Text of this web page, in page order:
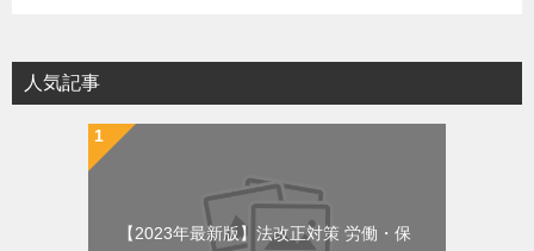
人気記事
【2023年最新版】法改正対策 労働・保